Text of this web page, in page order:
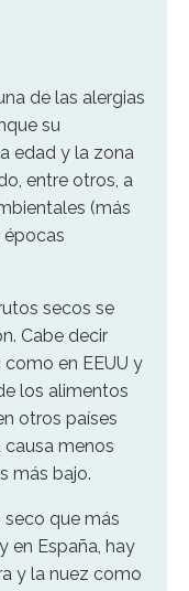
de las alergias
su
edad y la zona
entre otros, a
(más
épocas
secos se
Cabe decir
en EEUU y
los alimentos
otros países
causa menos
más bajo.
seco que más
en España, hay
y la nuez como